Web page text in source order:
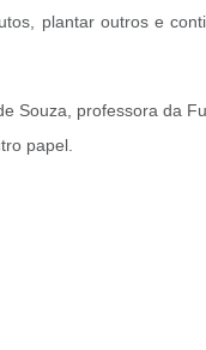
plantar outros e
Souza, professora da
papel.